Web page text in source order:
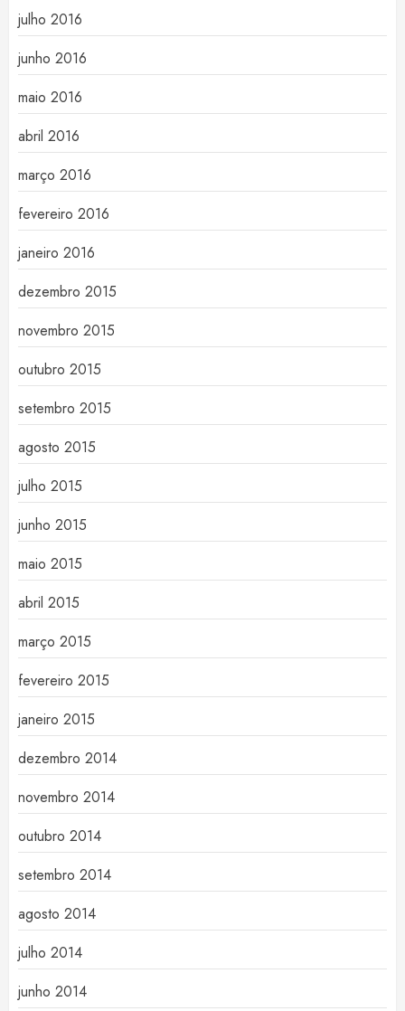
julho 2016
junho 2016
maio 2016
abril 2016
março 2016
fevereiro 2016
janeiro 2016
dezembro 2015
novembro 2015
outubro 2015
setembro 2015
agosto 2015
julho 2015
junho 2015
maio 2015
abril 2015
março 2015
fevereiro 2015
janeiro 2015
dezembro 2014
novembro 2014
outubro 2014
setembro 2014
agosto 2014
julho 2014
junho 2014